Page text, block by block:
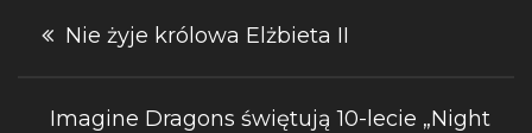
Nawigacja
Nie żyje królowa Elżbieta II
Imagine Dragons świętują 10-lecie „Night